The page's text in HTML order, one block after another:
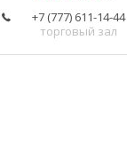
+7 (777) 611-14-44
торговый зал